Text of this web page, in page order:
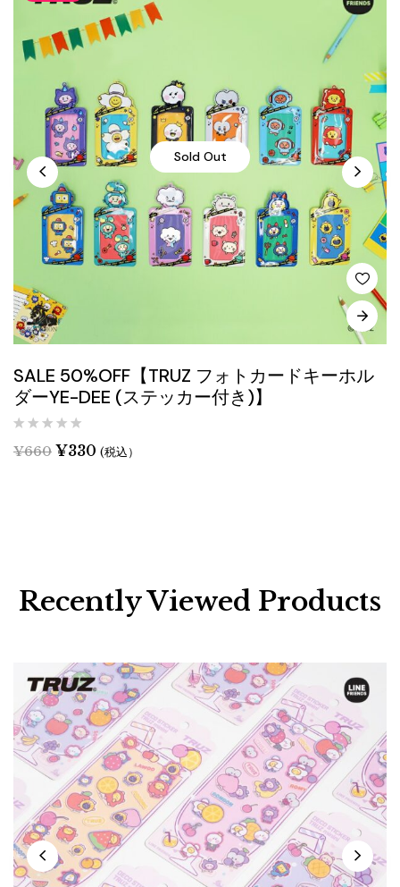
Sold Out
SALE 50%OFF【TRUZ フォトカードキーホル
ダーYE-DEE (ステッカー付き)】
¥660 ¥330 (税込）
Recently Viewed Products